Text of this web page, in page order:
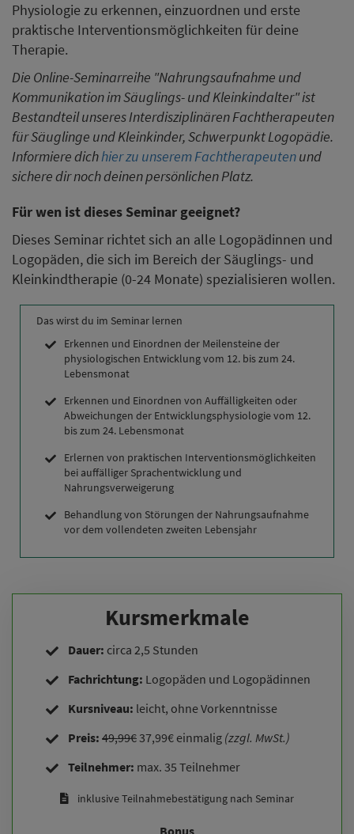
Physiologie zu erkennen, einzuordnen und erste
praktische Interventionsmöglichkeiten für deine
Therapie.
Die Online-Seminarreihe "Nahrungsaufnahme und
Kommunikation im Säuglings- und Kleinkindalter" ist
Bestandteil unseres Interdisziplinären Fachtherapeuten
für Säuglinge und Kleinkinder, Schwerpunkt Logopädie.
Informiere dichhier zu unserem Fachtherapeutenund
sichere dir noch deinen persönlichen Platz.
Für wen ist dieses Seminar geeignet?
Dieses Seminar richtet sich an alle Logopädinnen und
Logopäden, die sich im Bereich der Säuglings- und
Kleinkindtherapie (0-24 Monate) spezialisieren wollen.
Das wirst du im Seminar lernen
Erkennen und Einordnen der Meilensteine der
physiologischen Entwicklung vom 12. bis zum 24.
Lebensmonat
Erkennen und Einordnen von Auffälligkeiten oder
Abweichungen der Entwicklungsphysiologie vom 12.
bis zum 24. Lebensmonat
Erlernen von praktischen Interventionsmöglichkeiten
bei auffälliger Sprachentwicklung und
Nahrungsverweigerung
Behandlung von Störungen der Nahrungsaufnahme
vor dem vollendeten zweiten Lebensjahr
Kursmerkmale
Dauer: circa 2,5 Stunden
Fachrichtung: Logopäden und Logopädinnen
Kursniveau: leicht, ohne Vorkenntnisse
Preis: 49,99€37,99€ einmalig (zzgl. MwSt.)
Teilnehmer: max. 35 Teilnehmer
inklusive Teilnahmebestätigung nach Seminar
Bonus